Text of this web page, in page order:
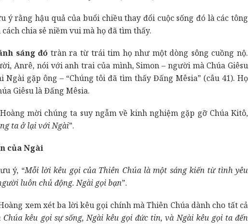
ý rằng hậu quả của buổi chiều thay đổi cuộc sống đó là các tông
chia sẻ niềm vui mà họ đã tìm thấy.
sáng đó tràn ra từ trái tim họ như một dòng sông cuồng nộ.
Anrê, nói với anh trai của mình, Simon – người mà Chúa Giêsu
Ngài gặp ông – “Chúng tôi đã tìm thấy Đấng Mêsia” (câu 41). Họ
Giêsu là Đấng Mêsia.
mời chúng ta suy ngẫm về kinh nghiệm gặp gỡ Chúa Kitô,
ta ở lại với Ngài”.
của Ngài
ý, “Mỗi lời kêu gọi của Thiên Chúa là một sáng kiến từ tình yêu
luôn chủ động. Ngài gọi bạn”.
xem xét ba lời kêu gọi chính mà Thiên Chúa dành cho tất cả
Chúa kêu gọi sự sống, Ngài kêu gọi đức tin, và Ngài kêu gọi ta đến